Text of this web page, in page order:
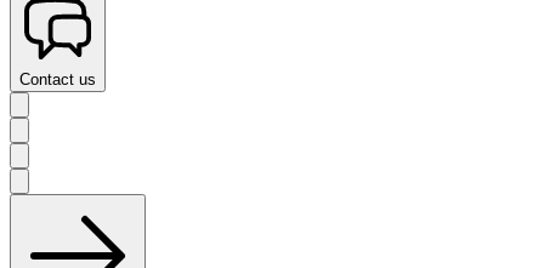
Contact us